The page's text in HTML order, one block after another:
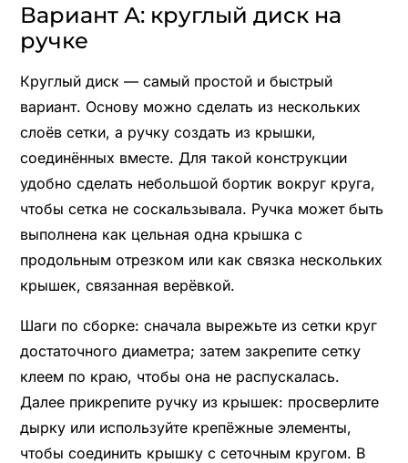
Вариант А: круглый диск на
ручке
Круглый диск — самый простой и быстрый
вариант. Основу можно сделать из нескольких
слоёв сетки, а ручку создать из крышки,
соединённых вместе. Для такой конструкции
удобно сделать небольшой бортик вокруг круга,
чтобы сетка не соскальзывала. Ручка может быть
выполнена как цельная одна крышка с
продольным отрезком или как связка нескольких
крышек, связанная верёвкой.
Шаги по сборке: сначала вырежьте из сетки круг
достаточного диаметра; затем закрепите сетку
клеем по краю, чтобы она не распускалась.
Далее прикрепите ручку из крышек: просверлите
дырку или используйте крепёжные элементы,
чтобы соединить крышку с сеточным кругом. В